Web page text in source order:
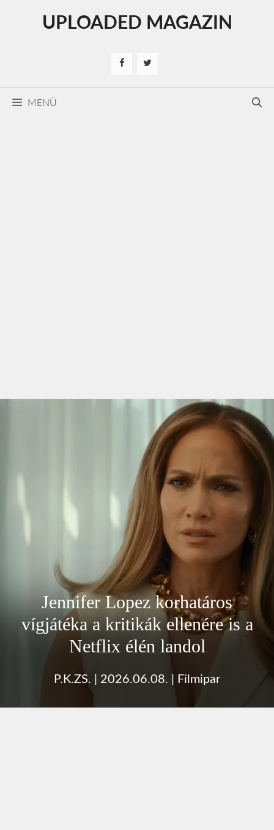
UPLOADED MAGAZIN
MENÜ
Jennifer Lopez korhatáros
vígjátéka a kritikák ellenére is a
Netflix élén landol
P.K.ZS. 2026.06.08. Filmipar